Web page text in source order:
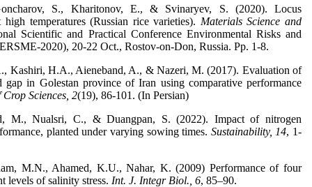
S., Kharitonov, E., & Svinaryev, S. (2020). Locus
temperatures (Russian rice varieties). Materials Science and
Scientific and Practical Conference Environmental Risks and
2020), 20-22 Oct., Rostov-on-Don, Russia. Pp. 1-8.
Kashiri, H.A., Aieneband, A., & Nazeri, M. (2017). Evaluation of
in Golestan province of Iran using comparative performance
Sciences, 2(19), 86-101. (In Persian)
M., Nualsri, C., & Duangpan, S. (2022). Impact of nitrogen
planted under varying sowing times. Sustainability, 14, 1-
M.N., Ahamed, K.U., Nahar, K. (2009) Performance of four
levels of salinity stress. Int. J. Integr Biol., 6, 85–90.